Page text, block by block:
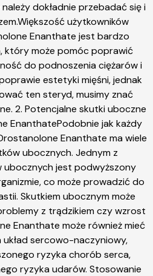
dokładnie przebadać się i
użytkowników
Enanthate jest bardzo
który może pomóc poprawić
do podnoszenia ciężarów i
estetyki mięśni, jednak
ten steryd, musimy znać
2. Potencjalne skutki uboczne
EnanthatePodobnie jak każdy
Enanthate ma wiele
ubocznych. Jednym z
ubocznych jest podwyższony
co może prowadzić do
Skutkiem ubocznym może
z trądzikiem czy wzrost
Enanthate może również mieć
sercowo-naczyniowy,
ryzyka chorób serca,
ryzyka udarów. Stosowanie